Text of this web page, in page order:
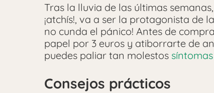
Tras la lluvia de las últimas
¡atchís!, va a ser la protagonista de
no cunda el pánico! Antes de
papel por 3 euros y atiborrarte de
puedes paliar tan molestos síntomas
Consejos prácticos